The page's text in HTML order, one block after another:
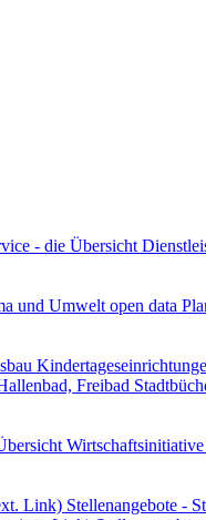
- die Übersicht
und Umwelt open data
Freibad
Link) Stellenangebote -